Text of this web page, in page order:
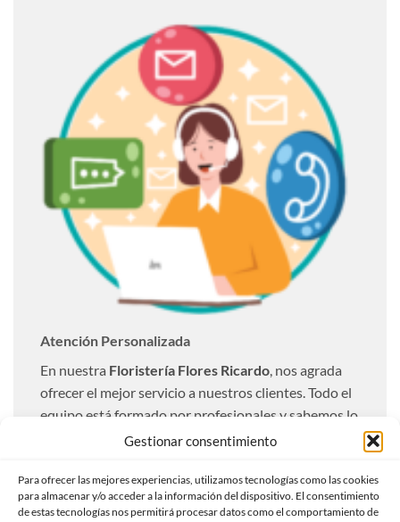
Gestionar consentimiento
Para ofrecer las mejores experiencias, utilizamos tecnologías como las cookies
para almacenar y/o acceder a la información del dispositivo. El consentimiento
de estas tecnologías nos permitirá procesar datos como el comportamiento de
Atención Personalizada
En nuestra Floristería Flores Ricardo, nos agrada
ofrecer el mejor servicio a nuestros clientes. Todo el
equipo está formado por profesionales y sabemos lo
importante que resulta una entrega óptima. Es por
personalizadas a nuestros clientes.